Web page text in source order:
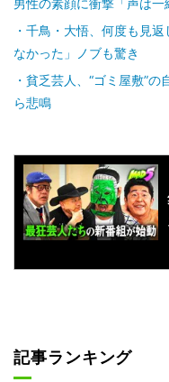
男性の素顔に衝撃「声は一
千鳥・大悟、何度も見
なかった」ノブも驚き
貧乏芸人、“ゴミ屋敷”
ら悲鳴
記事ランキング